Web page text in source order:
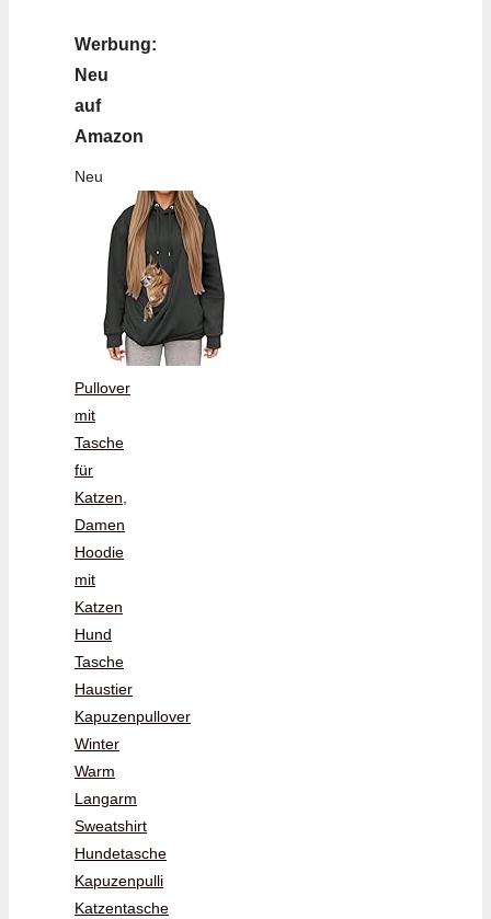
Werbung:
Neu
auf
Amazon
Neu
Pullover
mit
Tasche
für
Katzen,
Damen
Hoodie
mit
Katzen
Hund
Tasche
Haustier
Kapuzenpullover
Winter
Warm
Langarm
Sweatshirt
Hundetasche
Kapuzenpulli
Katzentasche